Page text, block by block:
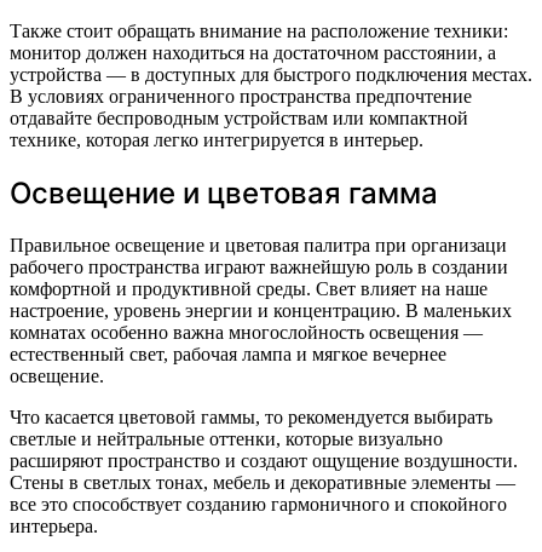
Также стоит обращать внимание на расположение техники:
монитор должен находиться на достаточном расстоянии, а
устройства — в доступных для быстрого подключения местах.
В условиях ограниченного пространства предпочтение
отдавайте беспроводным устройствам или компактной
технике, которая легко интегрируется в интерьер.
Освещение и цветовая гамма
Правильное освещение и цветовая палитра при организаци
рабочего пространства играют важнейшую роль в создании
комфортной и продуктивной среды. Свет влияет на наше
настроение, уровень энергии и концентрацию. В маленьких
комнатах особенно важна многослойность освещения —
естественный свет, рабочая лампа и мягкое вечернее
освещение.
Что касается цветовой гаммы, то рекомендуется выбирать
светлые и нейтральные оттенки, которые визуально
расширяют пространство и создают ощущение воздушности.
Стены в светлых тонах, мебель и декоративные элементы —
все это способствует созданию гармоничного и спокойного
интерьера.